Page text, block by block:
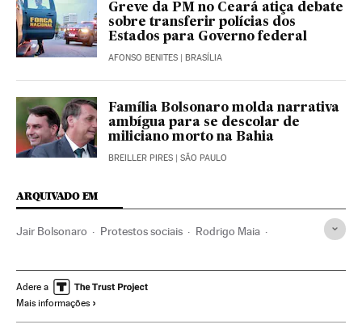
Greve da PM no Ceará atiça debate
sobre transferir polícias dos
Estados para Governo federal
AFONSO BENITES | BRASÍLIA
Família Bolsonaro molda narrativa
ambígua para se descolar de
miliciano morto na Bahia
BREILLER PIRES | SÃO PAULO
ARQUIVADO EM
Jair Bolsonaro Protestos sociais Rodrigo Maia
Palácio do Planalto Câmara Deputados
Brasil
Adere a
Mais informações